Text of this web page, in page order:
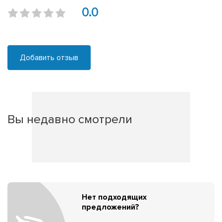
0.0
Добавить отзыв
Вы недавно смотрели
Нет подходящих
предложений?